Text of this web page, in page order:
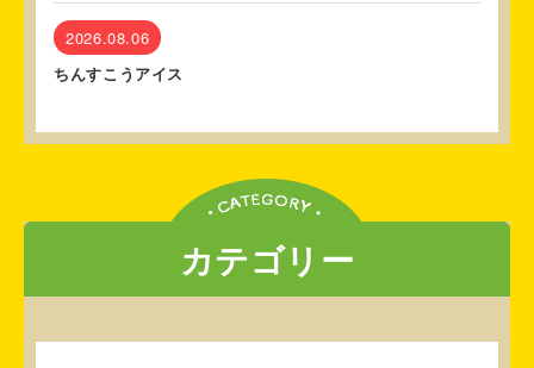
2026.08.06
ちんすこうアイス
カテゴリー